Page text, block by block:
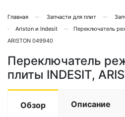
Главная Запчасти для плит
Ariston и Indesit
Переключатель
ARISTON 049940
Переключатель
плиты INDESIT,
Обзор Описание